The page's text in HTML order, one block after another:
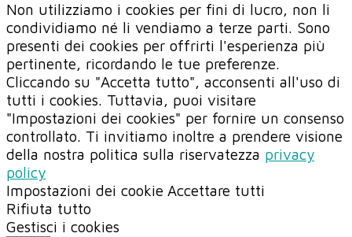
Non utilizziamo i cookies per fini di lucro, non li
condividiamo né li vendiamo a terze parti. Sono
presenti dei cookies per offrirti l'esperienza più
pertinente, ricordando le tue preferenze.
Cliccando su "Accetta tutto", acconsenti all'uso di
tutti i cookies. Tuttavia, puoi visitare
"Impostazioni dei cookies" per fornire un consenso
controllato. Ti invitiamo inoltre a prendere visione
della nostra politica sulla riservatezza privacy
policy
Impostazioni dei cookie Accettare tutti
Rifiuta tutto
Gestisci i cookies